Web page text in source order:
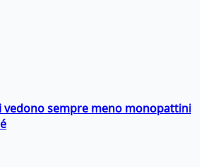
vedono sempre meno monopattini